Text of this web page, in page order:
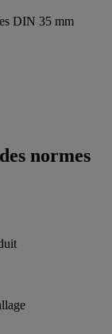
DIN 35 mm
normes